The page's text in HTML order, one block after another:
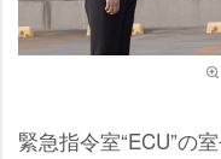
緊急指令室“ECU”の